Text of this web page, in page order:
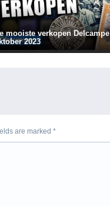
mooiste verkopen Delcampe
2023
are marked *